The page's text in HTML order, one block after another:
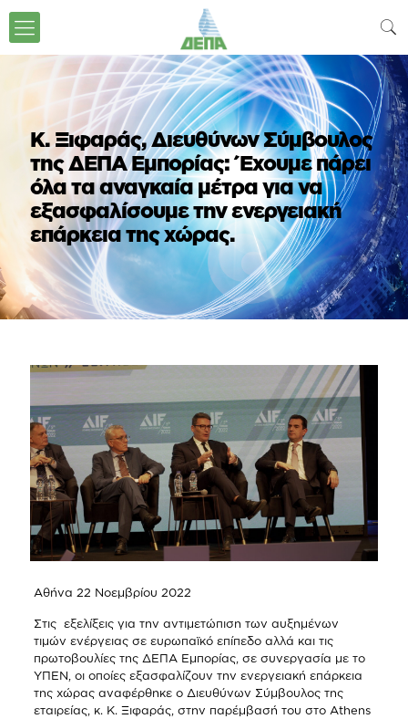
Κ. Ξιφαράς, Διευθύνων Σύμβουλος
της ΔΕΠΑ Εμπορίας: Έχουμε πάρει
όλα τα αναγκαία μέτρα για να
εξασφαλίσουμε την ενεργειακή
επάρκεια της χώρας.
Αθήνα 22 Νοεμβρίου 2022
Στις εξελίξεις για την αντιμετώπιση των αυξημένων
τιμών ενέργειας σε ευρωπαϊκό επίπεδο αλλά και τις
πρωτοβουλίες της ΔΕΠΑ Εμπορίας, σε συνεργασία με το
ΥΠΕΝ, οι οποίες εξασφαλίζουν την ενεργειακή επάρκεια
της χώρας αναφέρθηκε ο Διευθύνων Σύμβουλος της
εταιρείας, κ. Κ. Ξιφαράς, στην παρέμβασή του στο Athens